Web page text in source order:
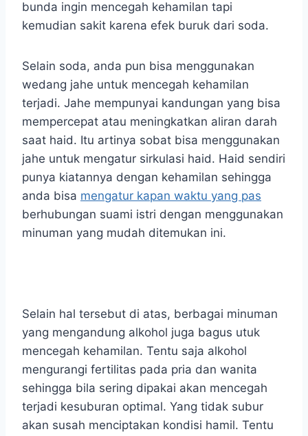
bunda ingin mencegah kehamilan tapi
kemudian sakit karena efek buruk dari soda.
Selain soda, anda pun bisa menggunakan
wedang jahe untuk mencegah kehamilan
terjadi. Jahe mempunyai kandungan yang bisa
mempercepat atau meningkatkan aliran darah
saat haid. Itu artinya sobat bisa menggunakan
jahe untuk mengatur sirkulasi haid. Haid sendiri
punya kiatannya dengan kehamilan sehingga
anda bisa mengatur kapan waktu yang pas
berhubungan suami istri dengan menggunakan
minuman yang mudah ditemukan ini.
Selain hal tersebut di atas, berbagai minuman
yang mengandung alkohol juga bagus utuk
mencegah kehamilan. Tentu saja alkohol
mengurangi fertilitas pada pria dan wanita
sehingga bila sering dipakai akan mencegah
terjadi kesuburan optimal. Yang tidak subur
akan susah menciptakan kondisi hamil. Tentu